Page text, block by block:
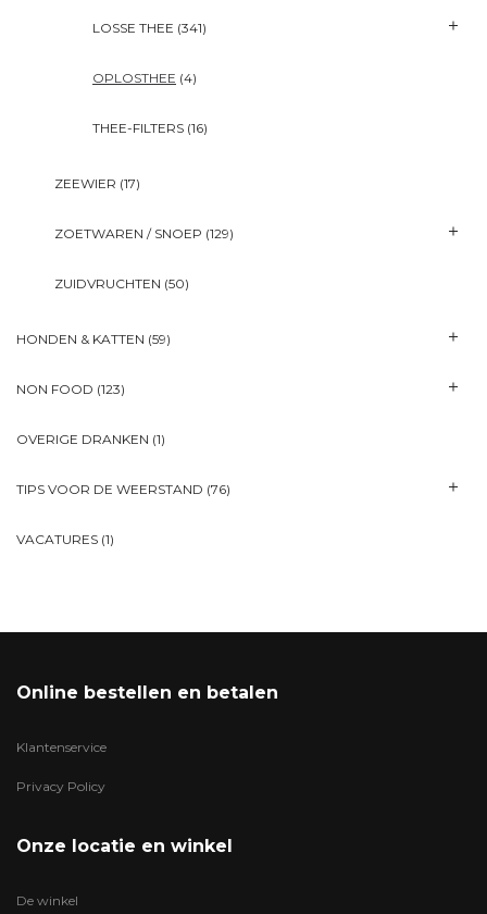
LOSSE THEE (341)
OPLOSTHEE (4)
THEE-FILTERS (16)
ZEEWIER (17)
ZOETWAREN / SNOEP (129)
ZUIDVRUCHTEN (50)
HONDEN & KATTEN (59)
NON FOOD (123)
OVERIGE DRANKEN (1)
TIPS VOOR DE WEERSTAND (76)
VACATURES (1)
Online bestellen en betalen
Klantenservice
Privacy Policy
Onze locatie en winkel
De winkel